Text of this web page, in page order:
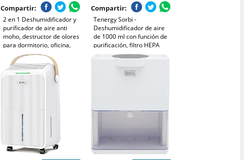
Compartir:
2 en 1 Deshumidificador y
purificador de aire anti
moho, destructor de olores
para dormitorio, oficina,
casa, apartamento
Compartir:
Tenergy Sorbi -
Deshumidificador de aire
de 1000 ml con función de
purificación, filtro HEPA
verdadero, apagado
velocidad de aire ajustable,
ultra silencioso, ideal para